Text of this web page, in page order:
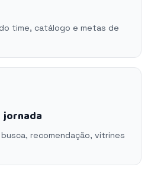
time, catálogo e metas de
jornada
recomendação, vitrines